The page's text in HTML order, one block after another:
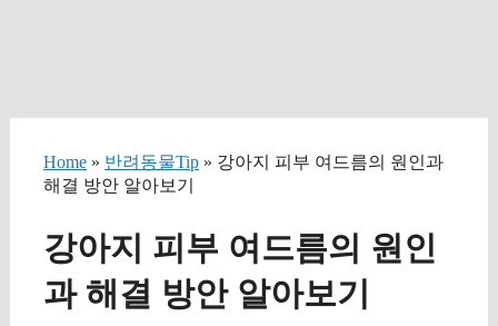
Home » 반려동물Tip » 강아지 피부 여드름의 원인과
해결 방안 알아보기
강아지 피부 여드름의 원인
과 해결 방안 알아보기